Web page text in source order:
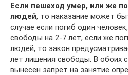
Если пешеход умер, или же
людей, то наказание может
случае если погиб один
свободы на 2-7 лет, если же
людей, то закон
лет лишения свободы. В обоих
вынесен запрет на занятие